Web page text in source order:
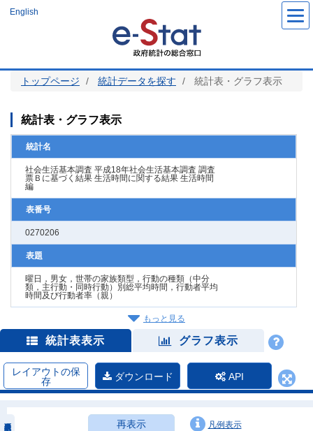
ツ
English
トップページ 統計データを探す 統計表・グラフ表示
統計表・グラフ表示
統計名
社会生活基本調査 平成18年社会生活基本調査 調査
票Ｂに基づく結果 生活時間に関する結果 生活時間
編
表番号
0270206
表題
曜日，男女，世帯の家族類型，行動の種類（中分
類，主行動・同時行動）別総平均時間，行動者平均
時間及び行動者率（親）
もっと見る
統計表表示 グラフ表示
レイアウトの保
存
ダウンロード API
再表示 凡例表示